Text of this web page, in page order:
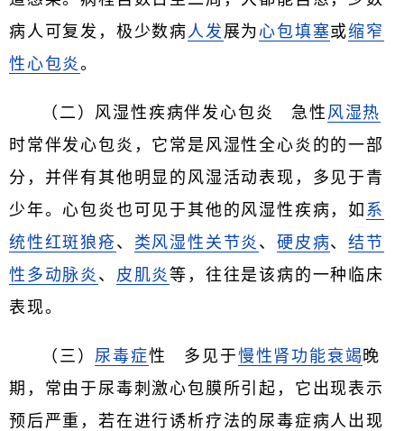
病人可复发，极少数病人发 展为 心包填塞或缩窄
性心包炎。
（二）风湿性疾病伴发心包炎 急性 风湿热
时常伴发心包炎，它常是风湿性全心炎的的一部
分，并伴有其他明显的风湿活动表现，多见于青
少年。心包炎也可见于其他的风湿性疾病，如 系
统性红斑狼疮 、 类风湿性关节炎 、硬皮病、结节
性多动脉炎 、 皮肌炎等，往往是该病的一种临床
表现。
（三） 尿毒症性 多见于慢性肾功能衰竭晚
期，常由于尿毒刺激心包膜所引起，它出现表示
预后严重，若在进行诱析疗法的尿毒症病人出现